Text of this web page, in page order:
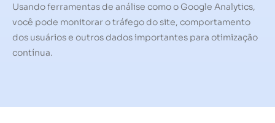
Usando ferramentas de análise como o Google Analytics,
você pode monitorar o tráfego do site, comportamento
dos usuários e outros dados importantes para otimização
contínua.